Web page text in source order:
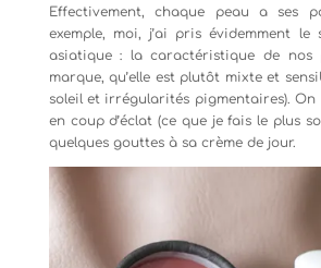
Effectivement, chaque peau a ses
exemple, moi, j’ai pris évidemment
asiatique : la caractéristique de nos
marque, qu’elle est plutôt mixte et
soleil et irrégularités pigmentaires). On
en coup d’éclat (ce que je fais le plus
quelques gouttes à sa crème de jour.